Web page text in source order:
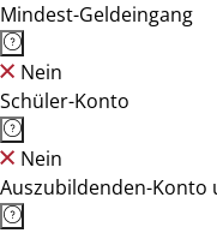
Mindest-Geldeingang
Nein
Schüler-Konto
Nein
Auszubildenden-Konto